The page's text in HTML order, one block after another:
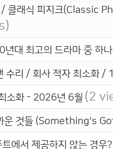
클래식 피지크(Classic
대 최고의 드라마 중 하나
수리 / 회사 적자 최소화
소화 - 2026년 6월 (2
운 것들 (Something's
에서 제공하지 않는 경